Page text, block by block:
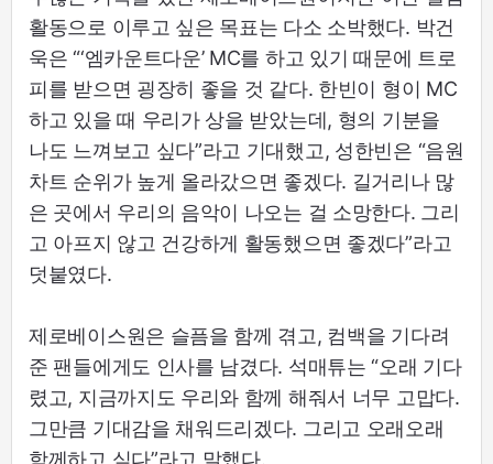
활동으로 이루고 싶은 목표는 다소 소박했다. 박건
욱은 “‘엠카운트다운’ MC를 하고 있기 때문에 트로
피를 받으면 굉장히 좋을 것 같다. 한빈이 형이 MC
하고 있을 때 우리가 상을 받았는데, 형의 기분을
나도 느껴보고 싶다”라고 기대했고, 성한빈은 “음원
차트 순위가 높게 올라갔으면 좋겠다. 길거리나 많
은 곳에서 우리의 음악이 나오는 걸 소망한다. 그리
고 아프지 않고 건강하게 활동했으면 좋겠다”라고
덧붙였다.
제로베이스원은 슬픔을 함께 겪고, 컴백을 기다려
준 팬들에게도 인사를 남겼다. 석매튜는 “오래 기다
렸고, 지금까지도 우리와 함께 해줘서 너무 고맙다.
그만큼 기대감을 채워드리겠다. 그리고 오래오래
함께하고 싶다”라고 말했다.